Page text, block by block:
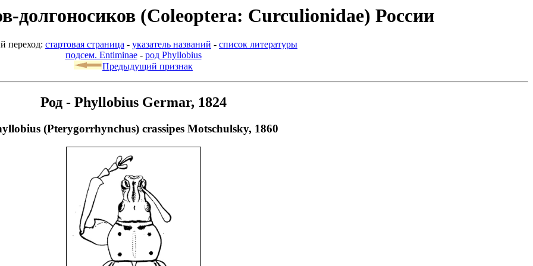
долгоносиков (Coleoptera: Curculionidae) России
переход: стартовая страница - указатель названий - список литературы
подсем. Entiminae- род Phyllobius
Предыдущий признак
Род - Phyllobius Germar, 1824
(Pterygorrhynchus) crassipes Motschulsky, 1860